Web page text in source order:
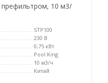
префильтром, 10 м3/
STP100
230 В
0,75 кВт
Pool King
10 м3/ч
Китай